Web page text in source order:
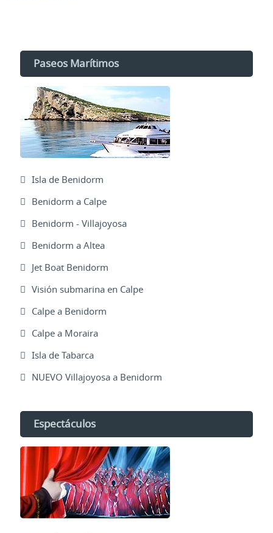
Paseos Marítimos
Isla de Benidorm
Benidorm a Calpe
Benidorm - Villajoyosa
Benidorm a Altea
Jet Boat Benidorm
Visión submarina en Calpe
Calpe a Benidorm
Calpe a Moraira
Isla de Tabarca
NUEVO Villajoyosa a Benidorm
Espectáculos